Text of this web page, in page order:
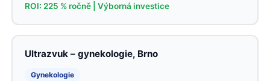
ROI: 225 % ročně | Výborná investice
Ultrazvuk – gynekologie, Brno
Gynekologie